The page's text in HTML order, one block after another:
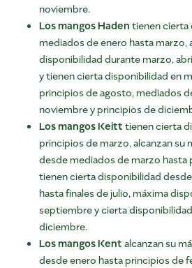
noviembre.
Los mangos Haden tienen cierta
mediados de enero hasta marzo,
disponibilidad durante marzo,
y tienen cierta disponibilidad en
principios de agosto, mediados
noviembre y principios de
Los mangos Keitt tienen cierta
principios de marzo, alcanzan su
desde mediados de marzo hasta
tienen cierta disponibilidad
hasta finales de julio, máxima
septiembre y cierta
diciembre.
Los mangos Kent alcanzan su
desde enero hasta principios de